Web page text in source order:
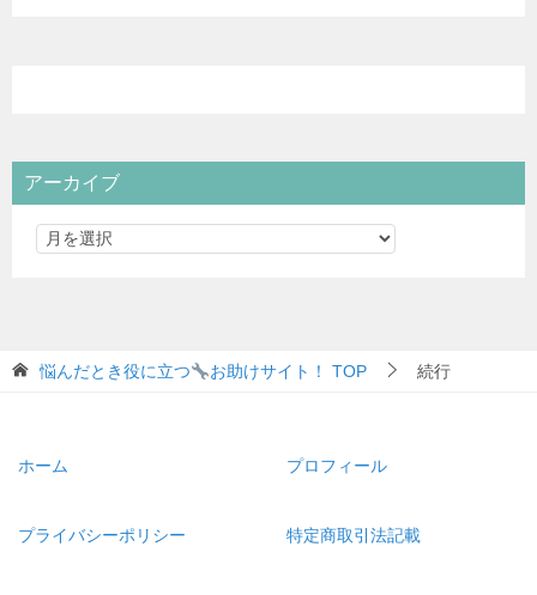
アーカイブ
悩んだとき役に立つ お助けサイト！ TOP 続行
ホーム プロフィール
プライバシーポリシー 特定商取引法記載